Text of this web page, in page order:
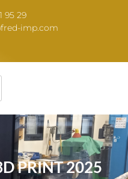
95 29
imp.com
PRINT 2025